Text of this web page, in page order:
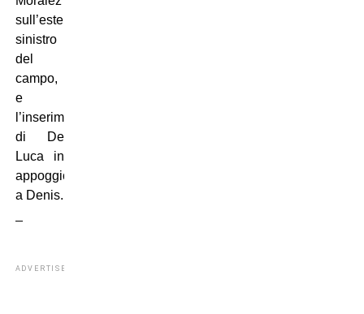
sull’esterno
sinistro
del
campo,
e
l’inserimento
di De
Luca in
appoggio
a Denis.
ADVERTISEMENT